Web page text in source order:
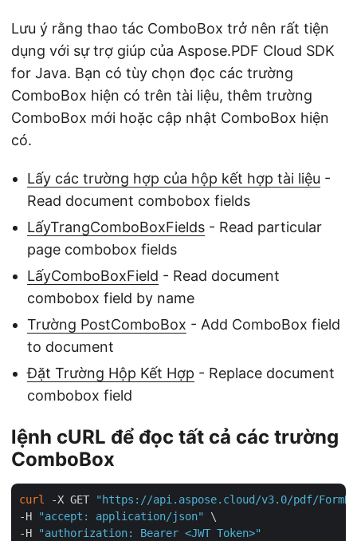
Lưu ý rằng thao tác ComboBox trở nên rất tiện
dụng với sự trợ giúp của Aspose.PDF Cloud SDK
for Java. Bạn có tùy chọn đọc các trường
ComboBox hiện có trên tài liệu, thêm trường
ComboBox mới hoặc cập nhật ComboBox hiện
có.
Lấy các trường hợp của hộp kết hợp tài liệu -
Read document combobox fields
LấyTrangComboBoxFields - Read particular
page combobox fields
LấyComboBoxField - Read document
combobox field by name
Trường PostComboBox - Add ComboBox field
to document
Đặt Trường Hộp Kết Hợp - Replace document
combobox field
lệnh cURL để đọc tất cả các trường
ComboBox
curl -X GET
"https://api.aspose.cloud/v3.0/pdf/
-H
"accept: application/json"
\
-H
"authorization: Bearer <JWT Token>"